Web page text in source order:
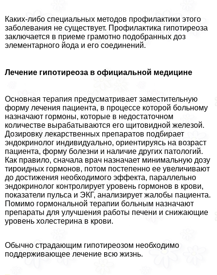
Каких-либо специальных методов профилактики этого
заболевания не существует. Профилактика гипотиреоза
заключается в приеме грамотно подобранных доз
элементарного йода и его соединений.
Лечение гипотиреоза в официальной медицине
Основная терапия предусматривает заместительную
форму лечения пациента, в процессе которой больному
назначают гормоны, которые в недостаточном
количестве выpaбатываются его щитовидной железой.
Дозировку лекарственных препаратов подбирает
эндокринолог индивидуально, ориентируясь на возраст
пациента, форму болезни и наличие других патологий.
Как правило, сначала врач назначает минимальную дозу
тироидных гормонов, потом постепенно ее увеличивают
до достижения необходимого эффекта, параллельно
эндокринолог контролирует уровень гормонов в крови,
показатели пульса и ЭКГ, анализирует жалобы пациента.
Помимо гормональной терапии больным назначают
препараты для улучшения работы печени и снижающие
уровень холестерина в крови.
Обычно страдающим гипотиреозом необходимо
поддерживающее лечение всю жизнь.